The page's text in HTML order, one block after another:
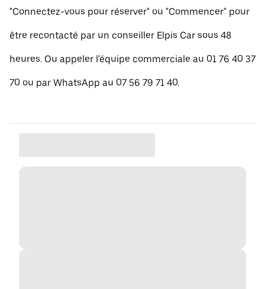
"Connectez-vous pour réserver" ou "Commencer" pour
être recontacté par un conseiller Elpis Car sous 48
heures. Ou appeler l'équipe commerciale au 01 76 40 37
70 ou par WhatsApp au 07 56 79 71 40.